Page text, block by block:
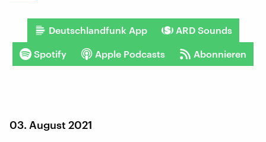
Deutschlandfunk App ARD Sounds
Spotify Apple Podcasts Abonnieren
03. August 2021